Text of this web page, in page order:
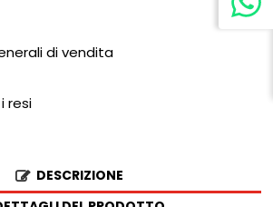
di vendita
resi
DESCRIZIONE